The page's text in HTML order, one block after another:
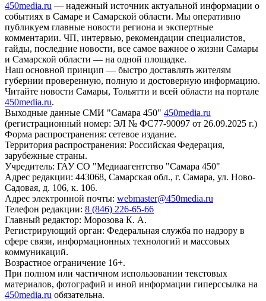
450media.ru — надежный источник актуальной информации о
событиях в Самаре и Самарской области. Мы оперативно
публикуем главные новости региона и экспертные
комментарии. ЧП, интервью, рекомендации специалистов,
гайды, последние новости, все самое важное о жизни Самары
и Самарской области — на одной площадке.
Наш основной принцип — быстро доставлять жителям
губернии проверенную, полную и достоверную информацию.
Читайте новости Самары, Тольятти и всей области на портале
450media.ru.
Выходные данные СМИ "Самара 450" 450media.ru
(регистрационный номер: ЭЛ № ФС77-90097 от 26.09.2025 г.)
Форма распространения: сетевое издание.
Территория распространения: Российская Федерация,
зарубежные страны.
Учредитель: ГАУ СО "Медиаагентство "Самара 450"
Адрес редакции: 443068, Самарская обл., г. Самара, ул. Ново-
Садовая, д. 106, к. 106.
Адрес электронной почты: webmaster@450media.ru
Телефон редакции: 8 (846) 226-65-66
Главный редактор: Морозова К. А.
Регистрирующий орган: Федеральная служба по надзору в
сфере связи, информационных технологий и массовых
коммуникаций.
Возрастное ограничение 16+.
При полном или частичном использовании текстовых
материалов, фотографий и иной информации гиперссылка на
450media.ru обязательна.